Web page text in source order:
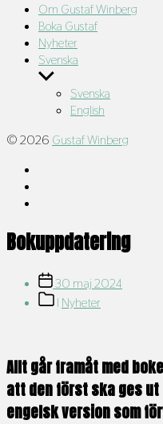
Om Gustaf Winberg
Boka Gustaf
Nyheter
Svenska
Visa
undermeny
Svenska
English
© 2026 Gustaf Winberg
Bokuppdatering
Inläggsdatum
30 maj 2024
Inläggskategorier
I Nyheter
Allt går framåt med
att den först ska ges ut
engelsk version som